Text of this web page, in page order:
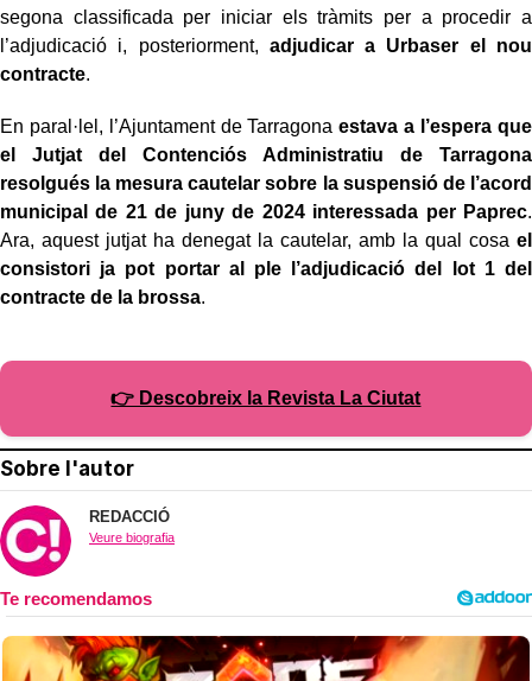
segona classificada per iniciar els tràmits per a procedir a
l’adjudicació i, posteriorment, adjudicar a Urbaser el nou
contracte.
En paral·lel, l’Ajuntament de Tarragona estava a l’espera que
el Jutjat del Contenciós Administratiu de Tarragona
resolgués la mesura cautelar sobre la suspensió de l’acord
municipal de 21 de juny de 2024 interessada per Paprec.
Ara, aquest jutjat ha denegat la cautelar, amb la qual cosa el
consistori ja pot portar al ple l’adjudicació del lot 1 del
contracte de la brossa.
👉 Descobreix la Revista La Ciutat
Sobre l'autor
REDACCIÓ
Veure biografia